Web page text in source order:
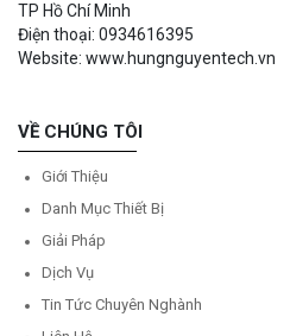
TP Hồ Chí Minh
Điện thoại: 0934616395
Website: www.hungnguyentech.vn
VỀ CHÚNG TÔI
Giới Thiệu
Danh Mục Thiết Bị
Giải Pháp
Dịch Vụ
Tin Tức Chuyên Nghành